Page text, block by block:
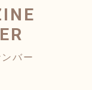
バー